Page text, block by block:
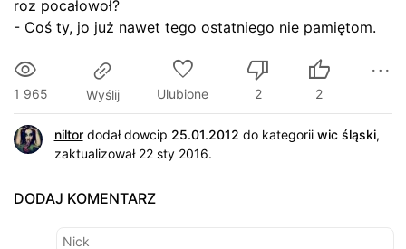
roz pocałowoł?
- Coś ty, jo już nawet tego ostatniego nie pamiętom.
1 965 Wyślij Ulubione 2 2
niltordodał dowcip 25.01.2012 do kategorii wic śląski,
zaktualizował 22 sty 2016.
DODAJ KOMENTARZ